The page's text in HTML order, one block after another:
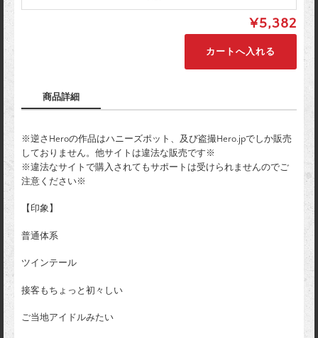
¥5,382
商品詳細
※逆さHeroの作品はハニーズポット、及び盗撮Hero.jpでしか販売
しておりません。他サイトは違法な販売です※
※違法なサイトで購入されてもサポートは受けられませんのでご
注意ください※
【印象】
普通体系
ツインテール
接客もちょっと初々しい
ご当地アイドルみたい